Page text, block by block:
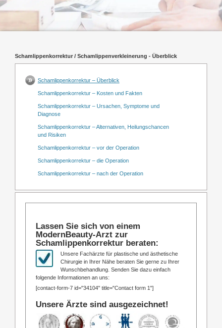
Schamlippenkorrektur / Schamlippenverkleinerung - Überblick
Schamlippenkorrektur – Überblick
Schamlippenkorrektur – Kosten und Fakten
Schamlippenkorrektur – Ursachen, Symptome und
Diagnose
Schamlippenkorrektur – Alternativen, Heilungschancen
und Risiken
Schamlippenkorrektur – vor der Operation
Schamlippenkorrektur – die Operation
Schamlippenkorrektur – nach der Operation
Lassen Sie sich von einem
ModernBeauty-Arzt zur
Schamlippenkorrektur beraten:
Unsere Fachärzte für plastische und ästhetische
Chirurgie in Ihrer Nähe beraten Sie gerne zu Ihrer
Wunschbehandlung. Senden Sie dazu einfach
folgende Informationen an uns:
[contact-form-7 id="34104" title="Contact form 1"]
Unsere Ärzte sind ausgezeichnet!